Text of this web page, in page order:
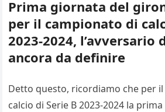
Prima giornata del
per il campionato di
2023-2024, l’avversario
ancora da definire
Detto questo, ricordiamo che per
calcio di Serie B 2023-2024 la